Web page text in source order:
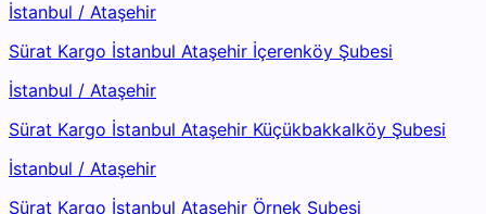
İstanbul / Ataşehir
Sürat Kargo İstanbul Ataşehir İçerenköy Şubesi
İstanbul / Ataşehir
Sürat Kargo İstanbul Ataşehir Küçükbakkalköy Şubesi
İstanbul / Ataşehir
Sürat Kargo İstanbul Ataşehir Örnek Şubesi